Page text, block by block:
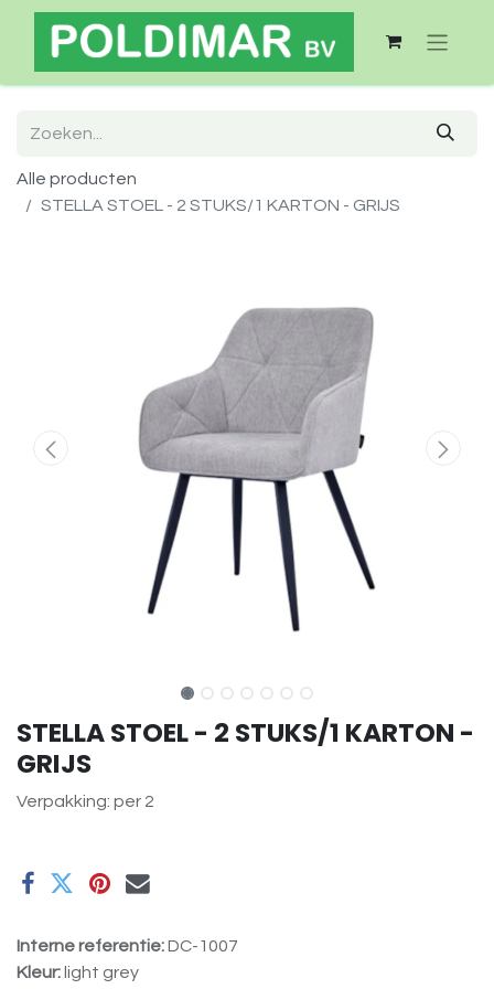
Alle producten
STELLA STOEL - 2 STUKS/1 KARTON - GRIJS
STELLA STOEL - 2 STUKS/1 KARTON -
GRIJS
Verpakking: per 2
Interne referentie:DC-1007
Kleur: light grey